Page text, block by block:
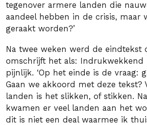
tegenover armere landen die
aandeel hebben in de crisis, maar
geraakt worden?’
Na twee weken werd de eindtekst
omschrijft het als: Indrukwekkend
pijnlijk. ‘Op het einde is de vraag:
Gaan we akkoord met deze tekst?
landen is het slikken, of stikken.
kwamen er veel landen aan het
dit is niet een deal waarmee ik